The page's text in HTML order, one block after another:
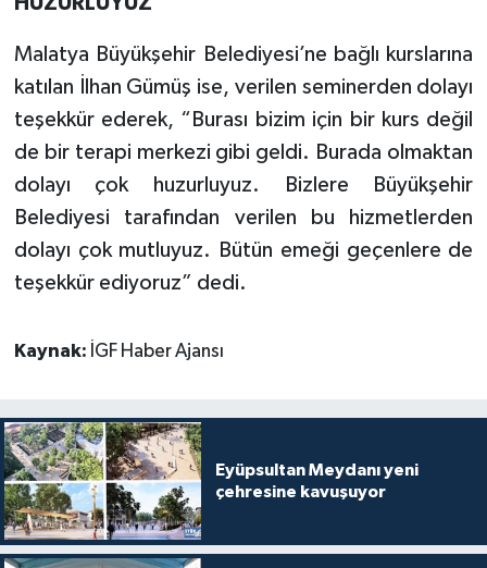
Malatya Büyükşehir Belediyesi’ne bağlı kurslarına
katılan İlhan Gümüş ise, verilen seminerden dolayı
teşekkür ederek, “Burası bizim için bir kurs değil
de bir terapi merkezi gibi geldi. Burada olmaktan
dolayı çok huzurluyuz. Bizlere Büyükşehir
Belediyesi tarafından verilen bu hizmetlerden
dolayı çok mutluyuz. Bütün emeği geçenlere de
teşekkür ediyoruz” dedi.
Kaynak: İGF Haber Ajansı
Eyüpsultan Meydanı yeni
çehresine kavuşuyor